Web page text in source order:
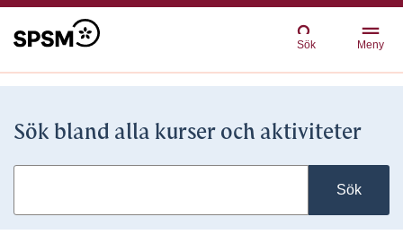
Sök Meny
Sök bland alla kurser och aktiviteter
Sök